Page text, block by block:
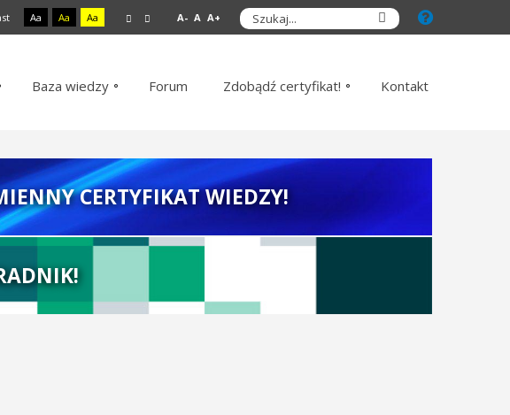
Aa Aa Aa A- A A+
Baza wiedzy Forum Zdobądź certyfikat! Kontakt
CERTYFIKAT WIEDZY!